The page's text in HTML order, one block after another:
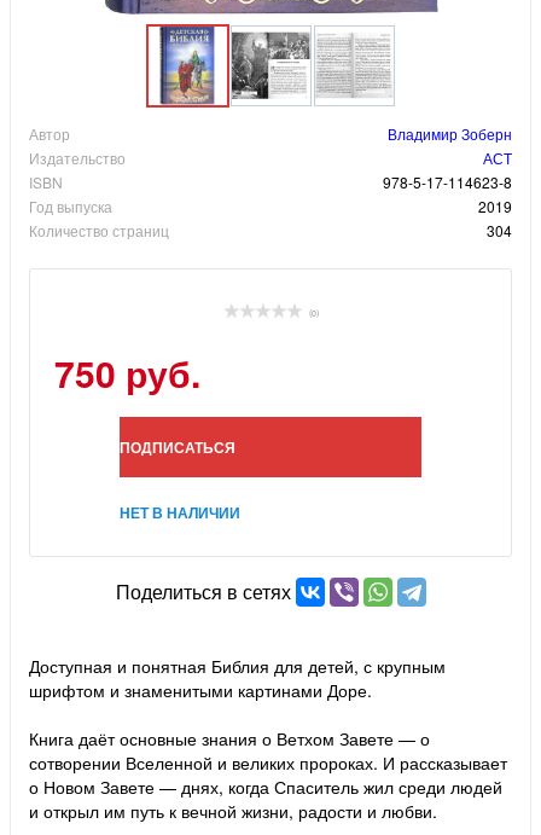
Автор
Владимир Зоберн
Издательство
АСТ
ISBN
978-5-17-114623-8
Год выпуска
2019
Количество страниц
304
(0)
750 руб.
ПОДПИСАТЬСЯ
НЕТ В НАЛИЧИИ
Поделиться в сетях
Доступная и понятная Библия для детей, с крупным
шрифтом и знаменитыми картинами Доре.
Книга даёт основные знания о Ветхом Завете — о
сотворении Вселенной и великих пророках. И рассказывает
о Новом Завете — днях, когда Спаситель жил среди людей
и открыл им путь к вечной жизни, радости и любви.